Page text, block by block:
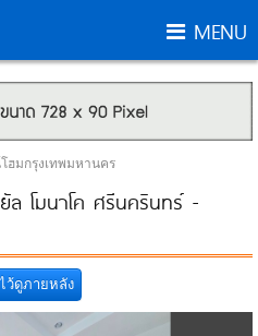
MENU
ฮมกรุงเทพมหานคร
ล โมนาโค ศรีนครินทร์ -
ว้ดูภายหลัง